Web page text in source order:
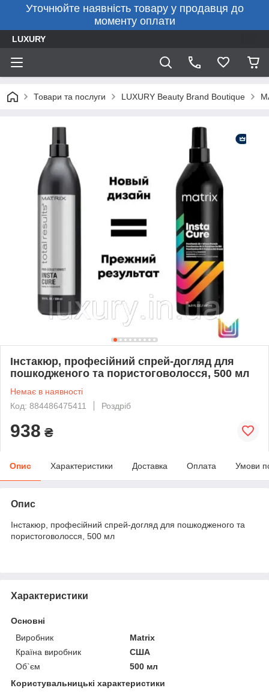
Уточнюйте наявність товару у продавця до
моменту оплати
LUXURY
Товари та послуги LUXURY Beauty Brand Boutique
Інстакюр, професійний спрей-догляд для
пошкодженого та пористоговолосся, 500 мл
Немає в наявності
Код: 884486475411
Роздріб
938 ₴
Опис Характеристики Доставка Оплата Умови
Опис
Інстакюр, професійний спрей-догляд для пошкодженого та
пористоговолосся, 500 мл
Характеристики
Основні
Виробник
Matrix
Країна виробник
США
Об`єм
500 мл
Користувальницькі характеристики